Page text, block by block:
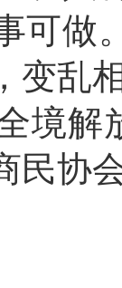
可做
变乱
解放
民协